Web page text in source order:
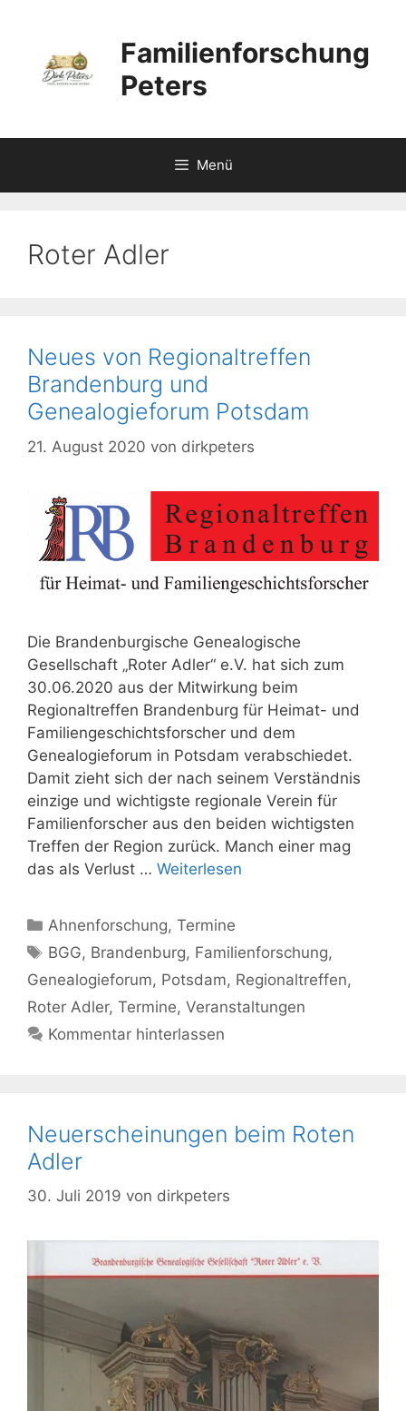
springen
Familienforschung
Peters
Menü
Roter Adler
Neues von Regionaltreffen
Brandenburg und
Genealogieforum Potsdam
21. August 2020 von dirkpeters
Die Brandenburgische Genealogische
Gesellschaft „Roter Adler“ e.V. hat sich zum
30.06.2020 aus der Mitwirkung beim
Regionaltreffen Brandenburg für Heimat- und
Familiengeschichtsforscher und dem
Genealogieforum in Potsdam verabschiedet.
Damit zieht sich der nach seinem Verständnis
einzige und wichtigste regionale Verein für
Familienforscher aus den beiden wichtigsten
Treffen der Region zurück. Manch einer mag
das als Verlust … Weiterlesen
Kategorien
Ahnenforschung,Termine
Schlagwörter
BGG, Brandenburg, Familienforschung,
Genealogieforum, Potsdam, Regionaltreffen,
Roter Adler, Termine, Veranstaltungen
Kommentar hinterlassen
Neuerscheinungen beim Roten
Adler
30. Juli 2019 von dirkpeters